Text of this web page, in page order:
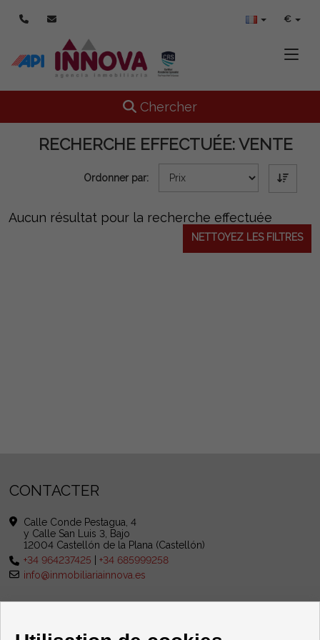
€
Toggle navigation
Chercher
RECHERCHE EFFECTUÉE:VENTE
Ordonner par:
Aucun résultat pour la recherche effectuée
NETTOYEZ LES FILTRES
CONTACTER
Calle Conde Pestagua, 4
y Calle San Luis 3, Bajo
12004 Castellón de la Plana (Castellón)
+34 964237425 |+34 685999258
info@inmobiliariainnova.es